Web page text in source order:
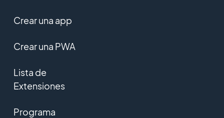
Crear una app
Crear una PWA
Lista de
Extensiones
Programa